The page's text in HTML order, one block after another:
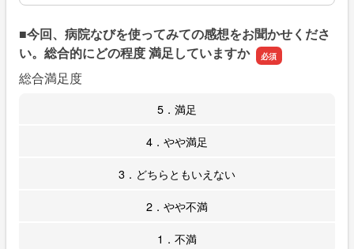
■今回、病院なびを使ってみての感想をお聞かせくださ
い。総合的にどの程度 満足していますか
総合満足度
5．満足
4．やや満足
3．どちらともいえない
2．やや不満
1．不満